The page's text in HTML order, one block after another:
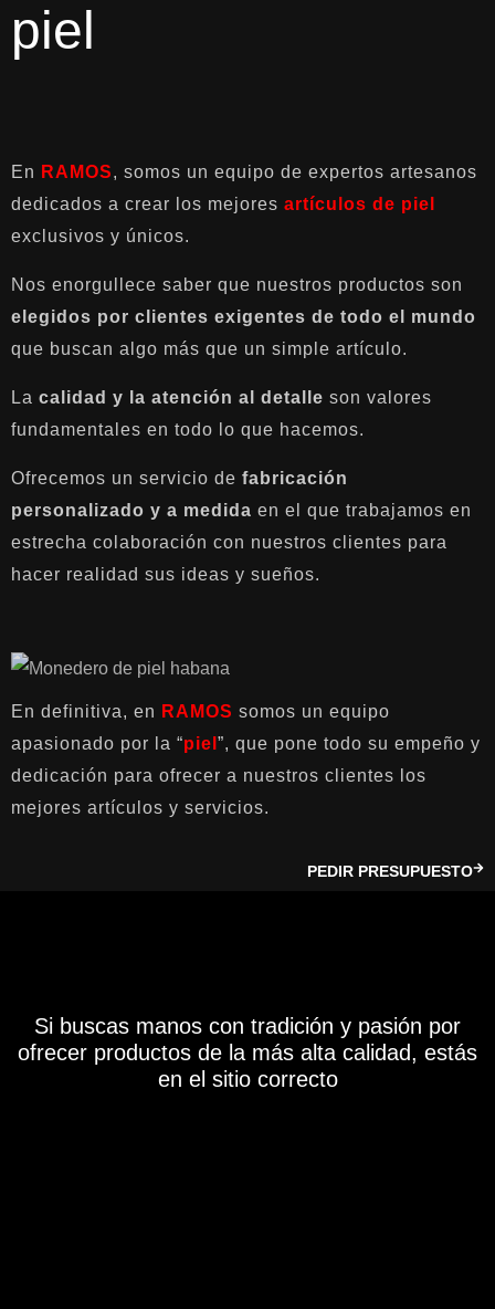
piel
En RAMOS, somos un equipo de expertos artesanos
dedicados a crear los mejores artículos de piel
exclusivos y únicos.
Nos enorgullece saber que nuestros productos son
elegidos por clientes exigentes de todo el mundo
que buscan algo más que un simple artículo.
La calidad y la atención al detalle son valores
fundamentales en todo lo que hacemos.
Ofrecemos un servicio de fabricación
personalizado y a medida en el que trabajamos en
estrecha colaboración con nuestros clientes para
hacer realidad sus ideas y sueños.
En definitiva, en RAMOS somos un equipo
apasionado por la “piel ”, que pone todo su empeño y
dedicación para ofrecer a nuestros clientes los
mejores artículos y servicios.
PEDIR PRESUPUESTO
Si buscas manos con tradición y pasión por
ofrecer productos de la más alta calidad, estás
en el sitio correcto